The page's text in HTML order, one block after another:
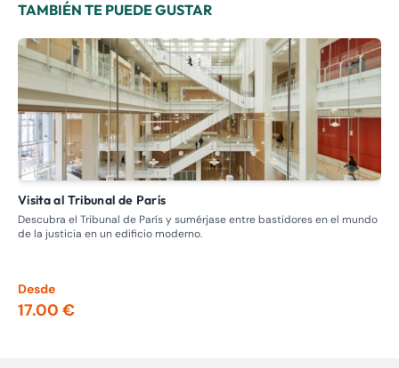
TAMBIÉN TE PUEDE GUSTAR
Visita al Tribunal de París
Descubra el Tribunal de París y sumérjase entre bastidores en el mundo
de la justicia en un edificio moderno.
Desde
17.00 €